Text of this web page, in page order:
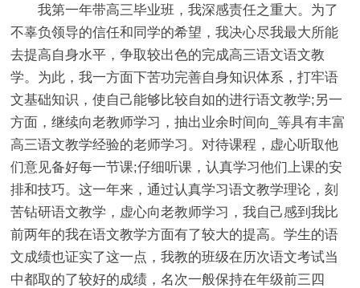
我第一年带高三毕业班，我深感责任之重大。为了
不辜负领导的信任和同学的希望，我决心尽我最大所能
去提高自身水平，争取较出色的完成高三语文语文教
学。为此，我一方面下苦功完善自身知识体系，打牢语
文基础知识，使自己能够比较自如的进行语文教学;另一
方面，继续向老教师学习，抽出业余时间向_等具有丰富
高三语文教学经验的老师学习。对待课程，虚心听取他
们意见备好每一节课;仔细听课，认真学习他们上课的安
排和技巧。这一年来，通过认真学习语文教学理论，刻
苦钻研语文教学，虚心向老教师学习，我自己感到我比
前两年的我在语文教学方面有了较大的提高。学生的语
文成绩也证实了这一点，我教的班级在历次语文考试当
中都取的了较好的成绩，名次一般保持在年级前三四